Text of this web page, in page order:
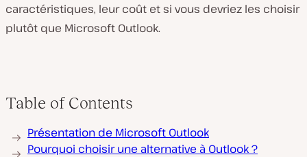
caractéristiques, leur coût et si vous devriez les choisir
plutôt que Microsoft Outlook.
Table of Contents
Présentation de Microsoft Outlook
Pourquoi choisir une alternative à Outlook ?